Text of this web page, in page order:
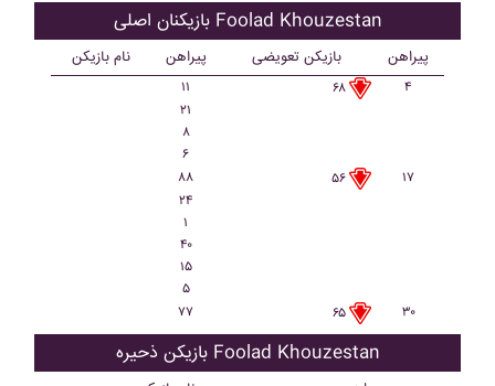
بازیکنان اصلی Foolad Khouzestan
نام بازیکن پیراهن بازیکن تعویضی پیراهن
۱۱ ۶۸
۴
۲۱
۸
۶
۸۸
۵۶
۱۷
۲۴
۱
۴۰
۱۵
۵
۷۷
۶۵ ۳۰
بازیکن ذحیره Foolad Khouzestan